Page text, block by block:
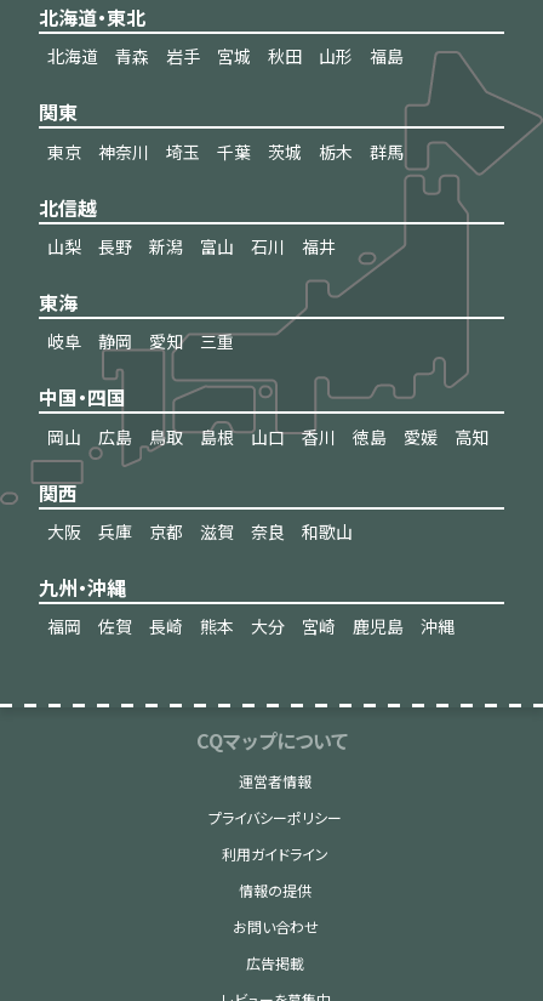
北海道・東北
北海道 青森 岩手 宮城 秋田 山形 福島
関東
東京 神奈川 埼玉 千葉 茨城 栃木 群馬
北信越
山梨 長野 新潟 富山 石川 福井
東海
岐阜 静岡 愛知 三重
中国・四国
岡山 広島 鳥取 島根 山口 香川 徳島 愛媛 高知
関西
大阪 兵庫 京都 滋賀 奈良 和歌山
九州・沖縄
福岡 佐賀 長崎 熊本 大分 宮崎 鹿児島 沖縄
CQマップについて
運営者情報
プライバシーポリシー
利用ガイドライン
情報の提供
お問い合わせ
広告掲載